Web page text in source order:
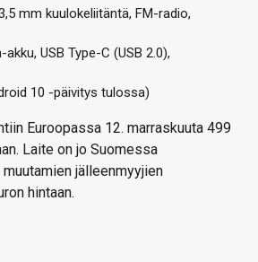
mm kuulokeliitäntä, FM-radio,
USB Type-C (USB 2.0),
10 -päivitys tulossa)
Euroopassa 12. marraskuuta 499
Laite on jo Suomessa
jälleenmyyjien
hintaan.